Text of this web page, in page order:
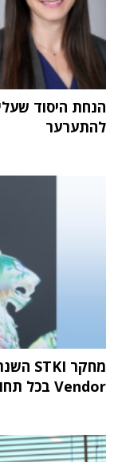
הנחת היסוד
להתערער
Vendor בכל תחומי שוק ה-IT